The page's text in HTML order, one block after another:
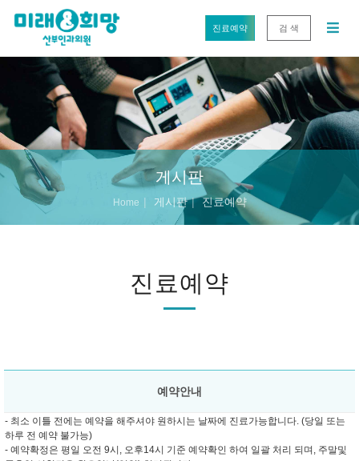
진료예약 검 색
게시판
Home 게시판 진료예약
진료예약
예약안내
- 최소 이틀 전에는 예약을 해주셔야 원하시는 날짜에 진료가능합니다. (당일 또는
하루 전 예약 불가능)
- 예약확정은 평일 오전 9시, 오후14시 기준 예약확인 하여 일괄 처리 되며, 주말및